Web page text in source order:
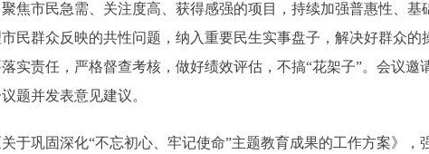
焦市民急需、关注度高、获得感强的项目，持续加强普惠性、
民群众反映的共性问题，纳入重要民生实事盘子，解决好群众
实责任，严格督查考核，做好绩效评估，不搞“花架子”。会议
题并发表意见建议。
巩固深化“不忘初心、牢记使命”主题教育成果的工作方案》，